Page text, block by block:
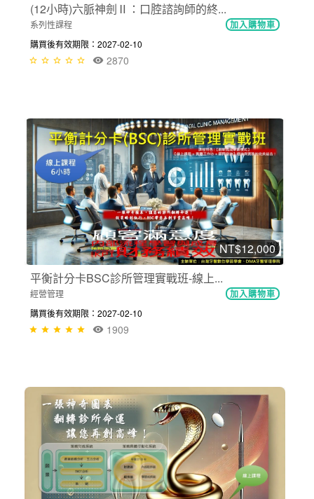
(12小時)六脈神劍Ⅱ：口腔諮詢師的終...
系列性課程 加入購物車
購買後有效期限：2027-02-10
2870
NT$12,000
平衡計分卡BSC診所管理實戰班-線上...
經營管理 加入購物車
購買後有效期限：2027-02-10
1909